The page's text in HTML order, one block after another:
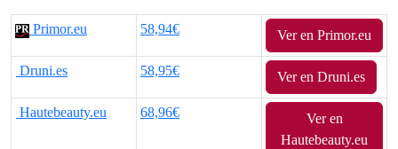
l
e
l
r
e
Primor.eu 58,94€ Ver en Primor.eu
Druni.es 58,95€ Ver en Druni.es
Hautebeauty.eu 68,96€
Ver en
Hautebeauty.eu